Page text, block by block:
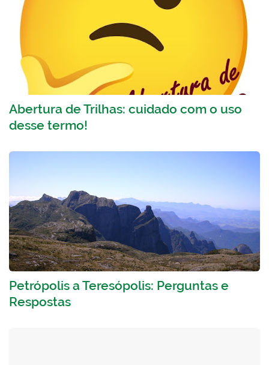
Abertura de Trilhas: cuidado com o uso
desse termo!
Petrópolis a Teresópolis: Perguntas e
Respostas